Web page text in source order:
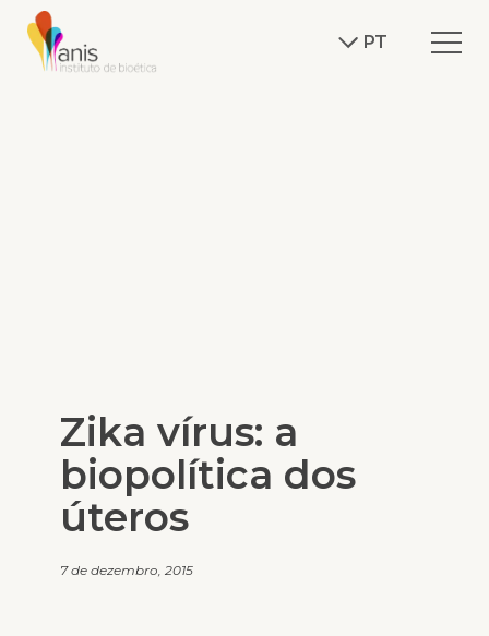
PT
Zika vírus: a
biopolítica dos
úteros
7 de dezembro, 2015